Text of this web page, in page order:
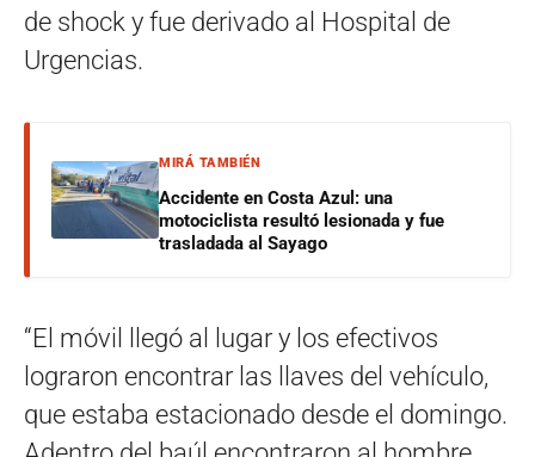
de shock y fue derivado al Hospital de
Urgencias.
MIRÁ TAMBIÉN
Accidente en Costa Azul: una
motociclista resultó lesionada y fue
trasladada al Sayago
“El móvil llegó al lugar y los efectivos
lograron encontrar las llaves del vehículo,
que estaba estacionado desde el domingo.